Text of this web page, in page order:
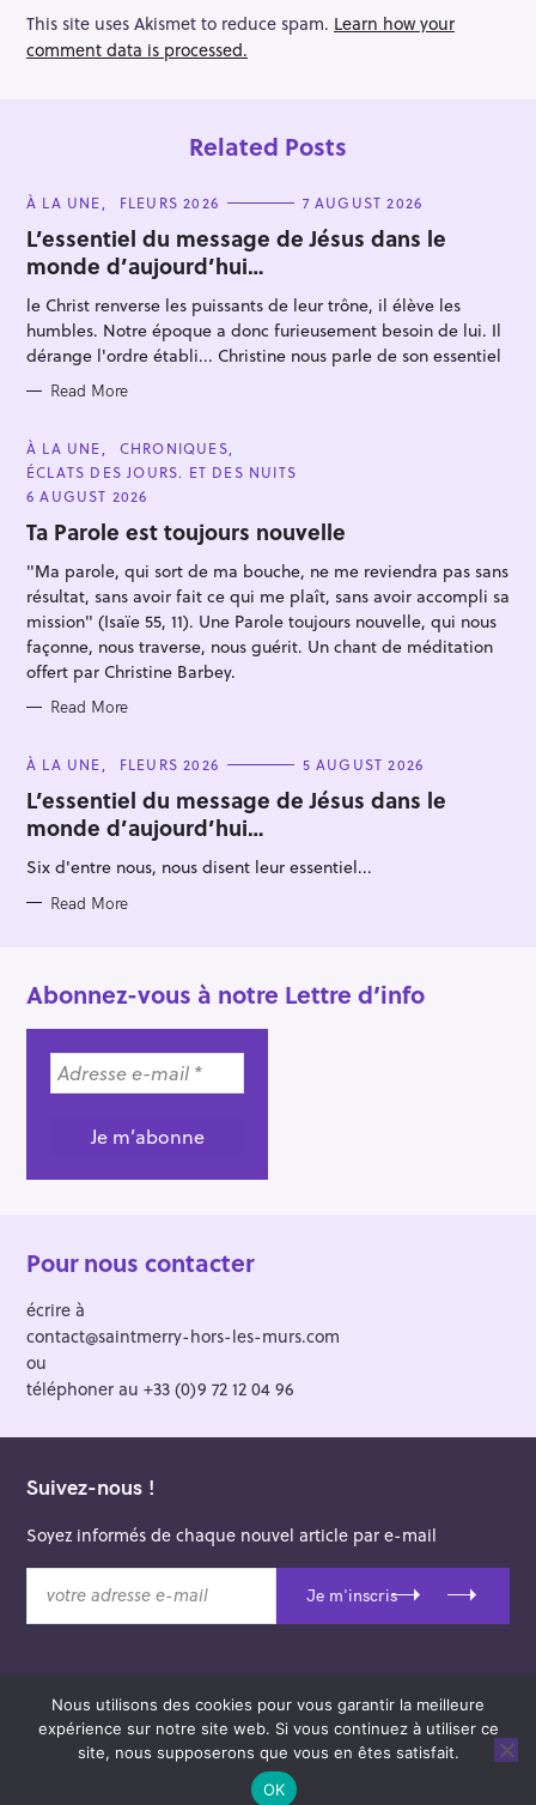
This site uses Akismet to reduce spam. Learn how your
comment data is processed.
Related Posts
C
T
E
G
O
R
I
E
S
À LA UNE FLEURS 2026 7 AUGUST 2026
L’essentiel du message de Jésus dans le
monde d’aujourd’hui…
le Christ renverse les puissants de leur trône, il élève les
humbles. Notre époque a donc furieusement besoin de lui. Il
dérange l'ordre établi... Christine nous parle de son essentiel
Read More
C
A
T
E
O
R
E
À LA UNE
CHRONIQUES
ÉCLATS DES JOURS. ET DES NUITS
6 AUGUST 2026
Ta Parole est toujours nouvelle
"Ma parole, qui sort de ma bouche, ne me reviendra pas sans
résultat, sans avoir fait ce qui me plaît, sans avoir accompli sa
mission" (Isaïe 55, 11). Une Parole toujours nouvelle, qui nous
façonne, nous traverse, nous guérit. Un chant de méditation
offert par Christine Barbey.
Read More
C
T
E
G
O
R
I
S
À LA UNE FLEURS 2026 5 AUGUST 2026
L’essentiel du message de Jésus dans le
monde d’aujourd’hui…
Six d'entre nous, nous disent leur essentiel...
Read More
Abonnez-vous à notre Lettre d’info
Pour nous contacter
écrire à
contact@saintmerry-hors-les-murs.com
ou
téléphoner au +33 (0)9 72 12 04 96
Suivez-nous !
Soyez informés de chaque nouvel article par e-mail
t
Je m'inscris
© 2026 Saint-Merry Hors-les-Murs.
Theme: Felt byPixelgrade.
Nous utilisons des cookies pour vous garantir la meilleure
expérience sur notre site web. Si vous continuez à utiliser ce
site, nous supposerons que vous en êtes satisfait.
OK